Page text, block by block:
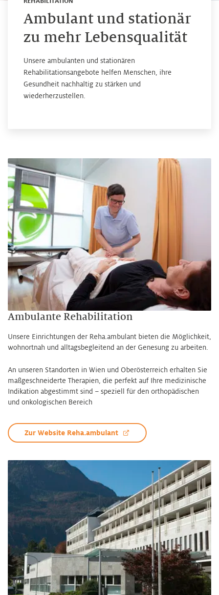
Ambulant und stationär
zu mehr Lebensqualität
Unsere ambulanten und stationären
Rehabilitationsangebote helfen Menschen, ihre
Gesundheit nachhaltig zu stärken und
wiederherzustellen.
Ambulante Rehabilitation
Unsere Einrichtungen der Reha.ambulant bieten die Möglichkeit,
wohnortnah und alltagsbegleitend an der Genesung zu arbeiten.
An unseren Standorten in Wien und Oberösterreich erhalten Sie
maßgeschneiderte Therapien, die perfekt auf Ihre medizinische
Indikation abgestimmt sind – speziell für den orthopädischen
und onkologischen Bereich
Zur Website Reha.ambulant